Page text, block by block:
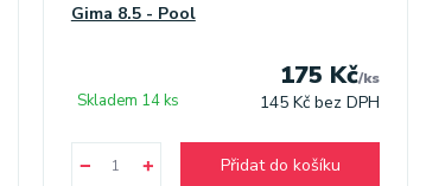
Gima 8.5 - Pool
175 Kč/ks
145 Kčbez DPH
Skladem 14 ks
Přidat do košíku